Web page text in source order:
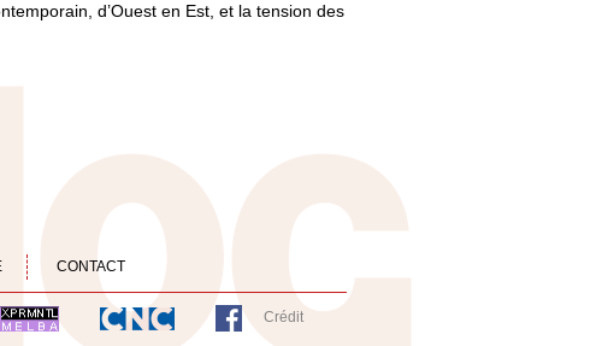
d’Ouest en Est, et la tension des
CONTACT
Crédit